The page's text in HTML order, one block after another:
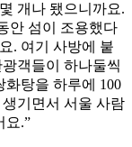
개나 됐으니까요.
안 섬이 조용했다
. 여기 사방에 붙
객들이 하나둘씩
탕을 하루에 100
기면서 서울 사람
요.”